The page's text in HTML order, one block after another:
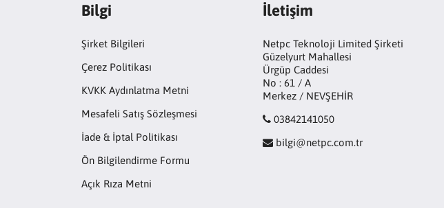
Bilgi
Şirket Bilgileri
Çerez Politikası
KVKK Aydınlatma Metni
Mesafeli Satış Sözleşmesi
İade & İptal Politikası
Ön Bilgilendirme Formu
Açık Rıza Metni
İletişim
Netpc Teknoloji Limited Şirketi
Güzelyurt Mahallesi
Ürgüp Caddesi
No : 61 / A
Merkez / NEVŞEHİR
03842141050
bilgi@netpc.com.tr